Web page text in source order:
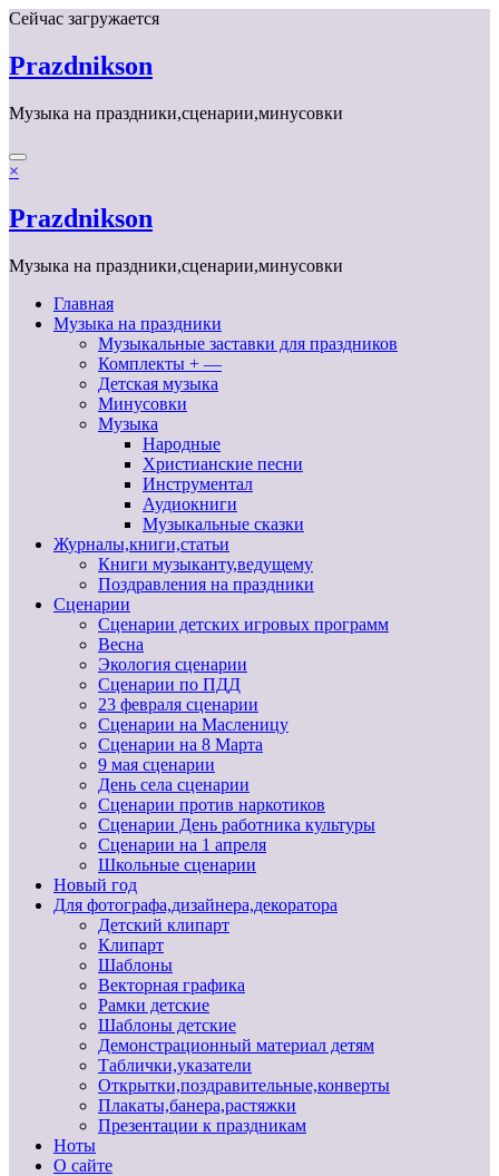
Перейти
содержимому
Сейчас загружается
Prazdnikson
Музыка на праздники,сценарии,минусовки
×
Prazdnikson
Музыка на праздники,сценарии,минусовки
Главная
Музыка на праздники
Музыкальные заставки для праздников
Комплекты + —
Детская музыка
Минусовки
Музыка
Народные
Христианские песни
Инструментал
Аудиокниги
Музыкальные сказки
Журналы,книги,статьи
Книги музыканту,ведущему
Поздравления на праздники
Сценарии
Сценарии детских игровых программ
Весна
Экология сценарии
Сценарии по ПДД
23 февраля сценарии
Сценарии на Масленицу
Сценарии на 8 Марта
9 мая сценарии
День села сценарии
Сценарии против наркотиков
Сценарии День работника культуры
Сценарии на 1 апреля
Школьные сценарии
Новый год
Для фотографа,дизайнера,декоратора
Детский клипарт
Клипарт
Шаблоны
Векторная графика
Рамки детские
Шаблоны детские
Демонстрационный материал детям
Таблички,указатели
Открытки,поздравительные,конверты
Плакаты,банера,растяжки
Презентации к праздникам
Ноты
О сайте